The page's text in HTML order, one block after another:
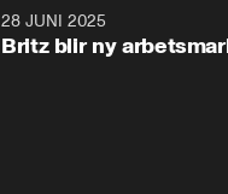
28 JUNI 2025
Britz blir ny